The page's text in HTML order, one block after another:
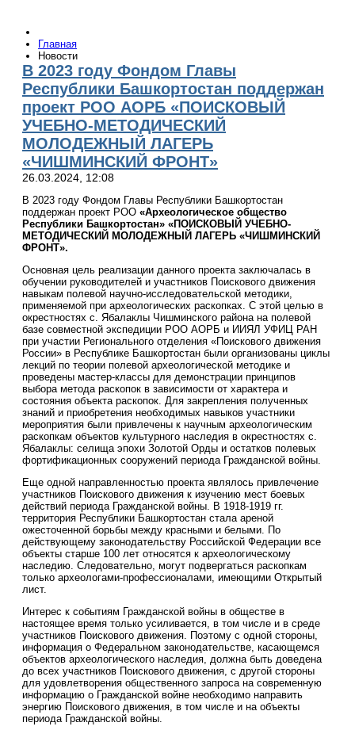
Главная
Новости
В 2023 году Фондом Главы
Республики Башкортостан поддержан
проект РОО АОРБ «ПОИСКОВЫЙ
УЧЕБНО-МЕТОДИЧЕСКИЙ
МОЛОДЕЖНЫЙ ЛАГЕРЬ
«ЧИШМИНСКИЙ ФРОНТ»
26.03.2024, 12:08
В 2023 году Фондом Главы Республики Башкортостан
поддержан проект РОО «Археологическое общество
Республики Башкортостан» «ПОИСКОВЫЙ УЧЕБНО-
МЕТОДИЧЕСКИЙ МОЛОДЕЖНЫЙ ЛАГЕРЬ «ЧИШМИНСКИЙ
ФРОНТ».
Основная цель реализации данного проекта заключалась в
обучении руководителей и участников Поискового движения
навыкам полевой научно-исследовательской методики,
применяемой при археологических раскопках. С этой целью в
окрестностях с. Ябалаклы Чишминского района на полевой
базе совместной экспедиции РОО АОРБ и ИИЯЛ УФИЦ РАН
при участии Регионального отделения «Поискового движения
России» в Республике Башкортостан были организованы циклы
лекций по теории полевой археологической методике и
проведены мастер-классы для демонстрации принципов
выбора метода раскопок в зависимости от характера и
состояния объекта раскопок. Для закрепления полученных
знаний и приобретения необходимых навыков участники
мероприятия были привлечены к научным археологическим
раскопкам объектов культурного наследия в окрестностях с.
Ябалаклы: селища эпохи Золотой Орды и остатков полевых
фортификационных сооружений периода Гражданской войны.
Еще одной направленностью проекта являлось привлечение
участников Поискового движения к изучению мест боевых
действий периода Гражданской войны. В 1918-1919 гг.
территория Республики Башкортостан стала ареной
ожесточенной борьбы между красными и белыми. По
действующему законодательству Российской Федерации все
объекты старше 100 лет относятся к археологическому
наследию. Следовательно, могут подвергаться раскопкам
только археологами-профессионалами, имеющими Открытый
лист.
Интерес к событиям Гражданской войны в обществе в
настоящее время только усиливается, в том числе и в среде
участников Поискового движения. Поэтому с одной стороны,
информация о Федеральном законодательстве, касающемся
объектов археологического наследия, должна быть доведена
до всех участников Поискового движения, с другой стороны
для удовлетворения общественного запроса на современную
информацию о Гражданской войне необходимо направить
энергию Поискового движения, в том числе и на объекты
периода Гражданской войны.